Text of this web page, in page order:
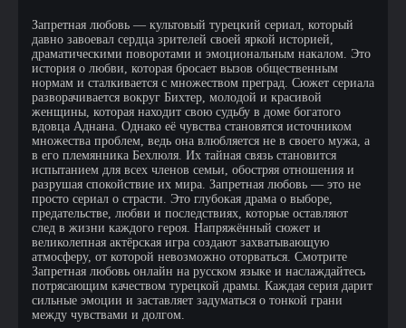
Запретная любовь — культовый турецкий сериал, который
давно завоевал сердца зрителей своей яркой историей,
драматическими поворотами и эмоциональным накалом. Это
история о любви, которая бросает вызов общественным
нормам и сталкивается с множеством преград. Сюжет сериала
разворачивается вокруг Бихтер, молодой и красивой
женщины, которая находит свою судьбу в доме богатого
вдовца Аднана. Однако её чувства становятся источником
множества проблем, ведь она влюбляется не в своего мужа, а
в его племянника Бехлюля. Их тайная связь становится
испытанием для всех членов семьи, обостряя отношения и
разрушая спокойствие их мира. Запретная любовь — это не
просто сериал о страсти. Это глубокая драма о выборе,
предательстве, любви и последствиях, которые оставляют
след в жизни каждого героя. Напряжённый сюжет и
великолепная актёрская игра создают захватывающую
атмосферу, от которой невозможно оторваться. Смотрите
Запретная любовь онлайн на русском языке и наслаждайтесь
потрясающим качеством турецкой драмы. Каждая серия дарит
сильные эмоции и заставляет задуматься о тонкой грани
между чувствами и долгом.